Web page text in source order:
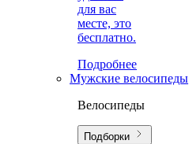
для вас
месте, это
бесплатно.
Подробнее
Мужские велосипеды
Велосипеды
Подборки